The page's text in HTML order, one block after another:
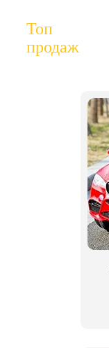
Топ
продаж